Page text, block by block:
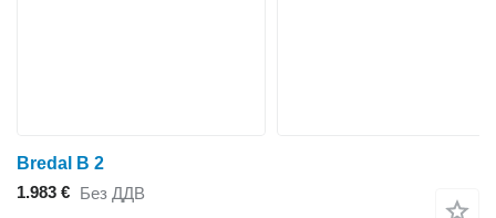
Bredal B 2
1.983 € Без ДДВ